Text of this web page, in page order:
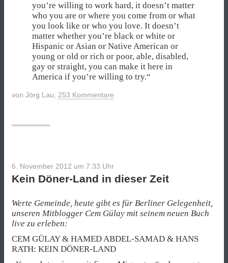
you’re willing to work hard, it doesn’t matter
who you are or where you come from or what
you look like or who you love. It doesn’t
matter whether you’re black or white or
Hispanic or Asian or Native American or
young or old or rich or poor, able, disabled,
gay or straight, you can make it here in
America if you’re willing to try.“
von Jörg Lau 253 Kommentare
6. November 2012 um 7:33 Uhr
Kein Döner-Land in dieser Zeit
Werte Gemeinde, heute gibt es für Berliner Gelegenheit,
unseren Mitblogger Cem Gülay mit seinem neuen Buch
live zu erleben:
CEM GÜLAY & HAMED ABDEL-SAMAD & HANS
RATH: KEIN DÖNER-LAND